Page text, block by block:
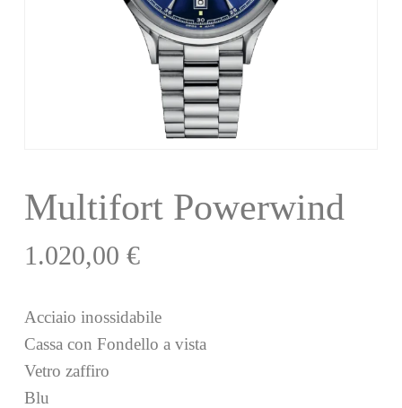
Multifort Powerwind
1.020,00 €
Acciaio inossidabile
Cassa con Fondello a vista
Vetro zaffiro
Blu